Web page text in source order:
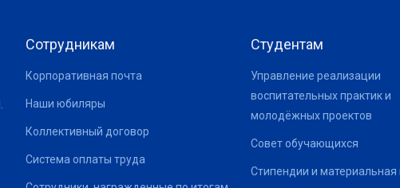
Сотрудникам
Корпоративная почта
Наши юбиляры
Коллективный договор
Система оплаты труда
Студентам
Управление реализации
воспитательных практик и
молодёжных проектов
Совет обучающихся
Стипендии и